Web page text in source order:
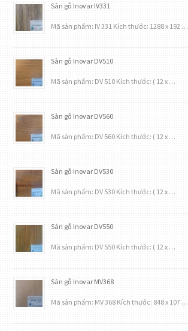
Sàn gỗ Inovar IV331
Mã sản phẩm: IV 331 Kích thước: 1288 x 192 …
Sàn gỗ Inovar DV510
Mã sản phẩm: DV 510 Kích thước: ( 12 x …
Sàn gỗ Inovar DV560
Mã sản phẩm: DV 560 Kích thước: ( 12 x …
Sàn gỗ Inovar DV530
Mã sản phẩm: DV 530 Kích thước: ( 12 x …
Sàn gỗ Inovar DV550
Mã sản phẩm: DV 550 Kích thước: ( 12 x …
Sàn gỗ Inovar MV368
Mã sản phẩm: MV 368 Kích thước: 848 x 107 …